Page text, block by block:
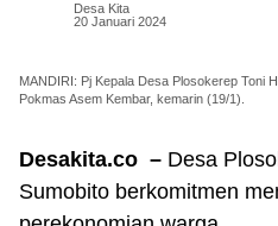
Desa Kita
20 Januari 2024
MANDIRI: Pj Kepala Desa Plosokerep Toni
Pokmas Asem Kembar, kemarin (19/1).
Desakita.co – Desa
Sumobito berkomitmen